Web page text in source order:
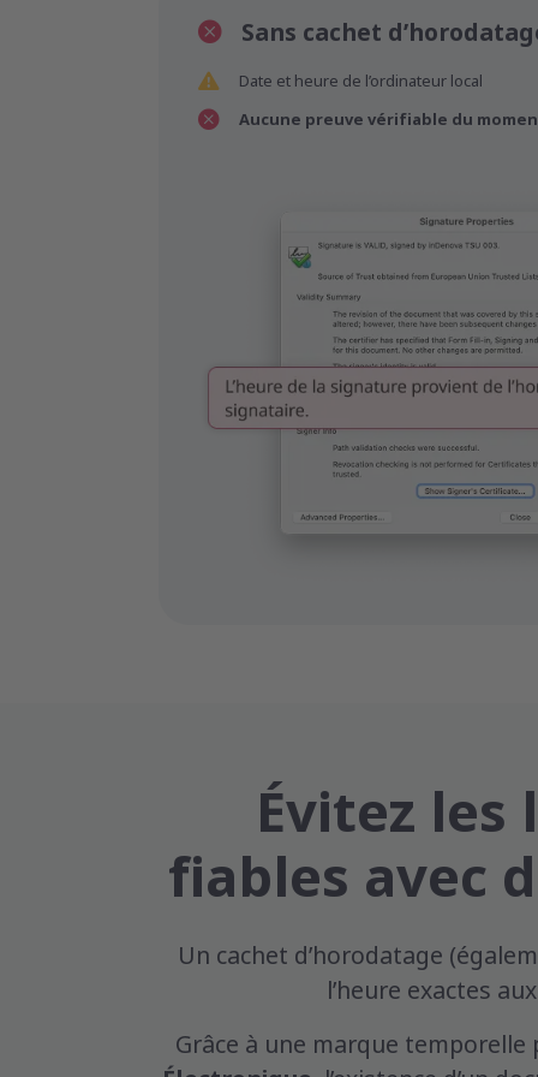
Sans cachet
Date et heure de l’ordinateur local
Aucune preuve vérifiable du
Évitez
fiables avec
Un cachet d’horodatage
l’heure exactes
Grâce à une marque